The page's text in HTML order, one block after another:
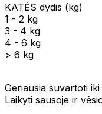
KATĖS dydis (kg)
1 - 2
3 - 4 kg
4 - 6 kg
> 6 kg
Geriausia suvartoti
Laikyti sausoje ir